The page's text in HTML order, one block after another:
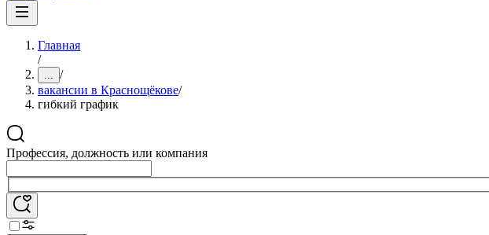
Главная
/
... /
вакансии в Краснощёкове/
гибкий график
Профессия, должность или компания